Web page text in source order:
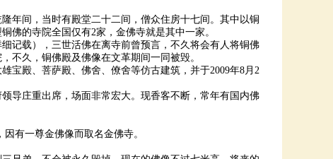
年间，当时有殿堂二十二间，僧众住房十七间。其中以铜
佛的寺院全国仅有2家，金佛寺就是其中一家。
载），三世活佛在离寺前曾预言，不久将会有人将铜佛
不久，铜佛殿及佛像在文革期间一同被毁。
宝殿、菩萨殿、佛舍、僚舍等仿古建筑，并于2009年8月2
导庄重出席，场面非常宏大。现香客不断，常年有国内佛
有一尊金佛像而取名金佛寺。